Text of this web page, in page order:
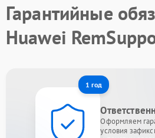
Гарантийные
Huawei
1 год
Оформляем
условия